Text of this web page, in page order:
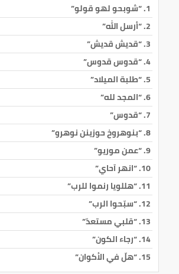
1. “شوبحو لهو قولو”
2. “أرسل الله”
3. “قديش قديش”
4. “قدوس قدوس”
5. “طلبة الميلاد”
6. “المجد لله”
7. “قدوس”
8. “بنوهروخ حوزينن نوهرو”
9. “عمن موريو”
10. “انهر آحاي”
11. “هللويا رنموا للرب”
12. “سبّحوا الرب”
13. “قلبي مستعدّ”
14. “رجاء الكون”
15. “هلّ في الأكوان”